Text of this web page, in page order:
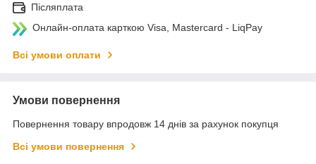
Післяплата
Онлайн-оплата карткою Visa, Mastercard - LiqPay
Всі умови оплати
Умови повернення
Повернення товару впродовж 14 днів за рахунок покупця
Всі умови повернення